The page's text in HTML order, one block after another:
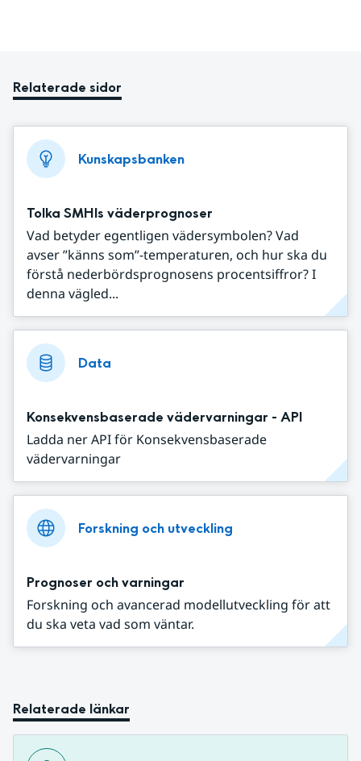
Relaterade sidor
Kunskapsbanken
Tolka SMHIs väderprognoser
Vad betyder egentligen vädersymbolen? Vad
avser ”känns som”-temperaturen, och hur ska du
förstå nederbördsprognosens procentsiffror? I
denna vägled...
Data
Konsekvensbaserade vädervarningar - API
Ladda ner API för Konsekvensbaserade
vädervarningar
Forskning och utveckling
Prognoser och varningar
Forskning och avancerad modellutveckling för att
du ska veta vad som väntar.
Relaterade länkar